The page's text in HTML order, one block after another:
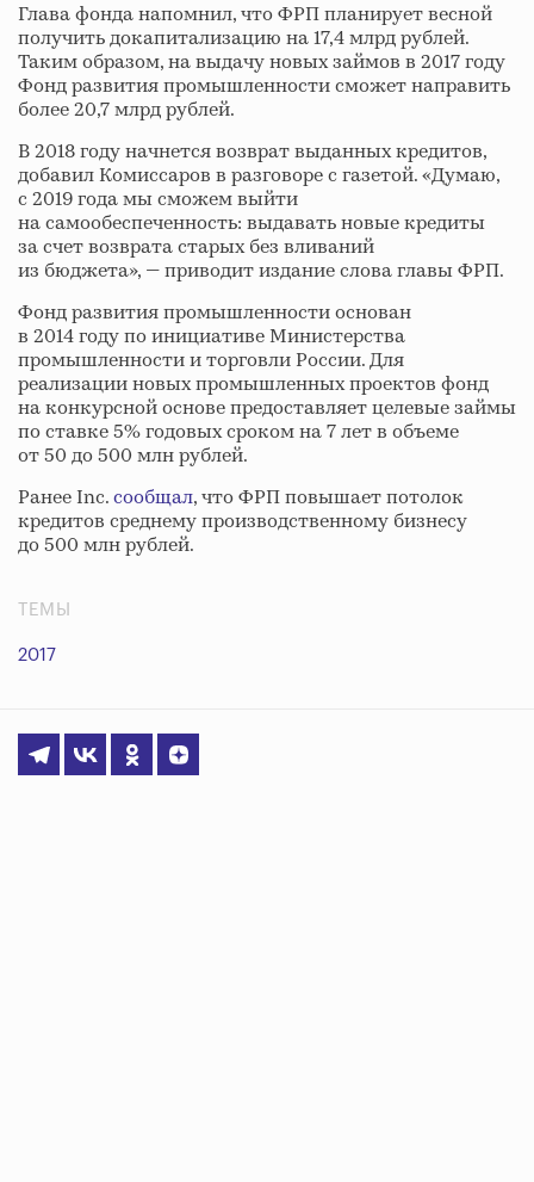
Глава фонда напомнил, что ФРП планирует весной
получить докапитализацию на 17,4 млрд рублей.
Таким образом, на выдачу новых займов в 2017 году
Фонд развития промышленности сможет направить
более 20,7 млрд рублей.
В 2018 году начнется возврат выданных кредитов,
добавил Комиссаров в разговоре с газетой. «Думаю,
с 2019 года мы сможем выйти
на самообеспеченность: выдавать новые кредиты
за счет возврата старых без вливаний
из бюджета», — приводит издание слова главы ФРП.
Фонд развития промышленности основан
в 2014 году по инициативе Министерства
промышленности и торговли России. Для
реализации новых промышленных проектов фонд
на конкурсной основе предоставляет целевые займы
по ставке 5% годовых сроком на 7 лет в объеме
от 50 до 500 млн рублей.
Ранее Inc.сообщал, что ФРП повышает потолок
кредитов среднему производственному бизнесу
до 500 млн рублей.
ТЕМЫ
2017